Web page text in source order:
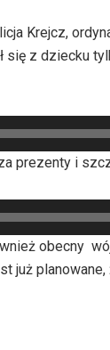
Krejcz,
się z dziecku
prezenty i
obecny
już